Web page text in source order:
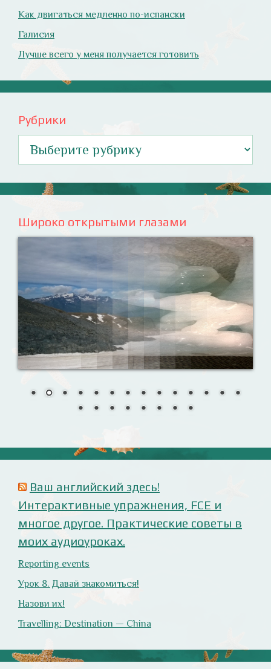
Как двигаться медленно по-испански
Галисия
Лучше всего у меня получается готовить
Рубрики
Широко открытыми глазами
Ваш английский здесь!
Интерактивные упражнения, FCE и
многое другое. Практические советы в
моих аудиоуроках.
Reporting events
Урок 8. Давай знакомиться!
Назови их!
Travelling: Destination — China